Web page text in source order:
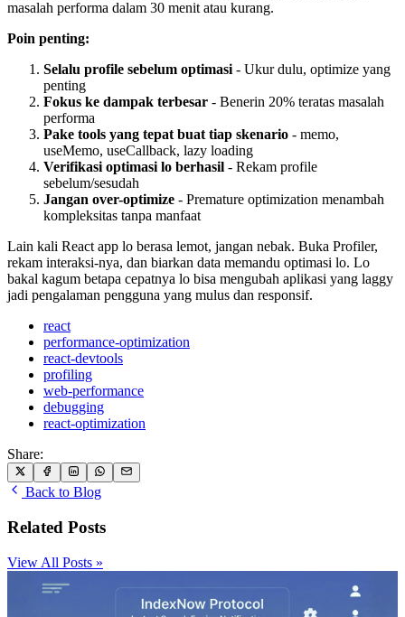
masalah performa dalam 30 menit atau kurang.
Poin penting:
Selalu profile sebelum optimasi - Ukur dulu, optimize yang
penting
Fokus ke dampak terbesar - Benerin 20% teratas masalah
performa
Pake tools yang tepat buat tiap skenario - memo,
useMemo, useCallback, lazy loading
Verifikasi optimasi lo berhasil - Rekam profile
sebelum/sesudah
Jangan over-optimize - Premature optimization menambah
kompleksitas tanpa manfaat
Lain kali React app lo berasa lemot, jangan nebak. Buka Profiler,
rekam interaksi-nya, dan biarkan data memandu optimasi lo. Lo
bakal kagum betapa cepatnya lo bisa mengubah aplikasi yang laggy
jadi pengalaman pengguna yang mulus dan responsif.
react
performance-optimization
react-devtools
profiling
web-performance
debugging
react-optimization
Share:
Back to Blog
Related Posts
View All Posts »